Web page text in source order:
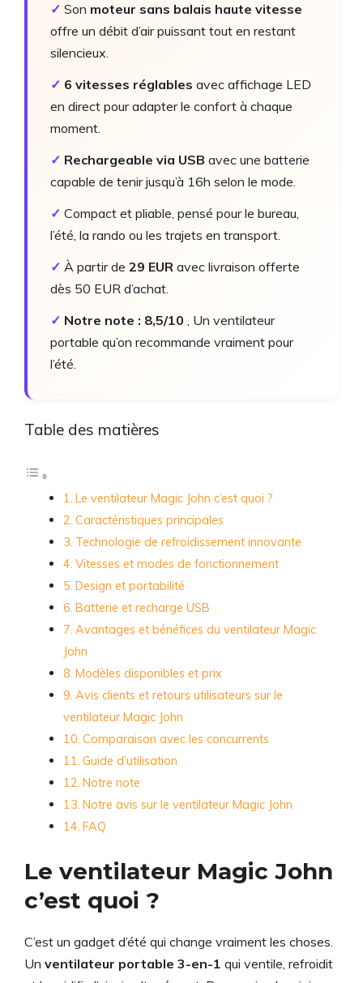
✓ Son moteur sans balais haute vitesse
offre un débit d’air puissant tout en restant
silencieux.
✓ 6 vitesses réglables avec affichage LED
en direct pour adapter le confort à chaque
moment.
✓ Rechargeable via USB avec une batterie
capable de tenir jusqu’à 16h selon le mode.
✓ Compact et pliable, pensé pour le bureau,
l’été, la rando ou les trajets en transport.
✓ À partir de 29 EUR avec livraison offerte
dès 50 EUR d’achat.
✓ Notre note : 8,5/10 , Un ventilateur
portable qu’on recommande vraiment pour
l’été.
Table des matières
Le ventilateur Magic John c’est quoi ?
Caractéristiques principales
Technologie de refroidissement innovante
Vitesses et modes de fonctionnement
Design et portabilité
Batterie et recharge USB
Avantages et bénéfices du ventilateur Magic
John
Modèles disponibles et prix
Avis clients et retours utilisateurs sur le
ventilateur Magic John
Comparaison avec les concurrents
Guide d’utilisation
Notre note
Notre avis sur le ventilateur Magic John
FAQ
Le ventilateur Magic John
c’est quoi ?
C’est un gadget d’été qui change vraiment les choses.
Un ventilateur portable 3-en-1 qui ventile, refroidit